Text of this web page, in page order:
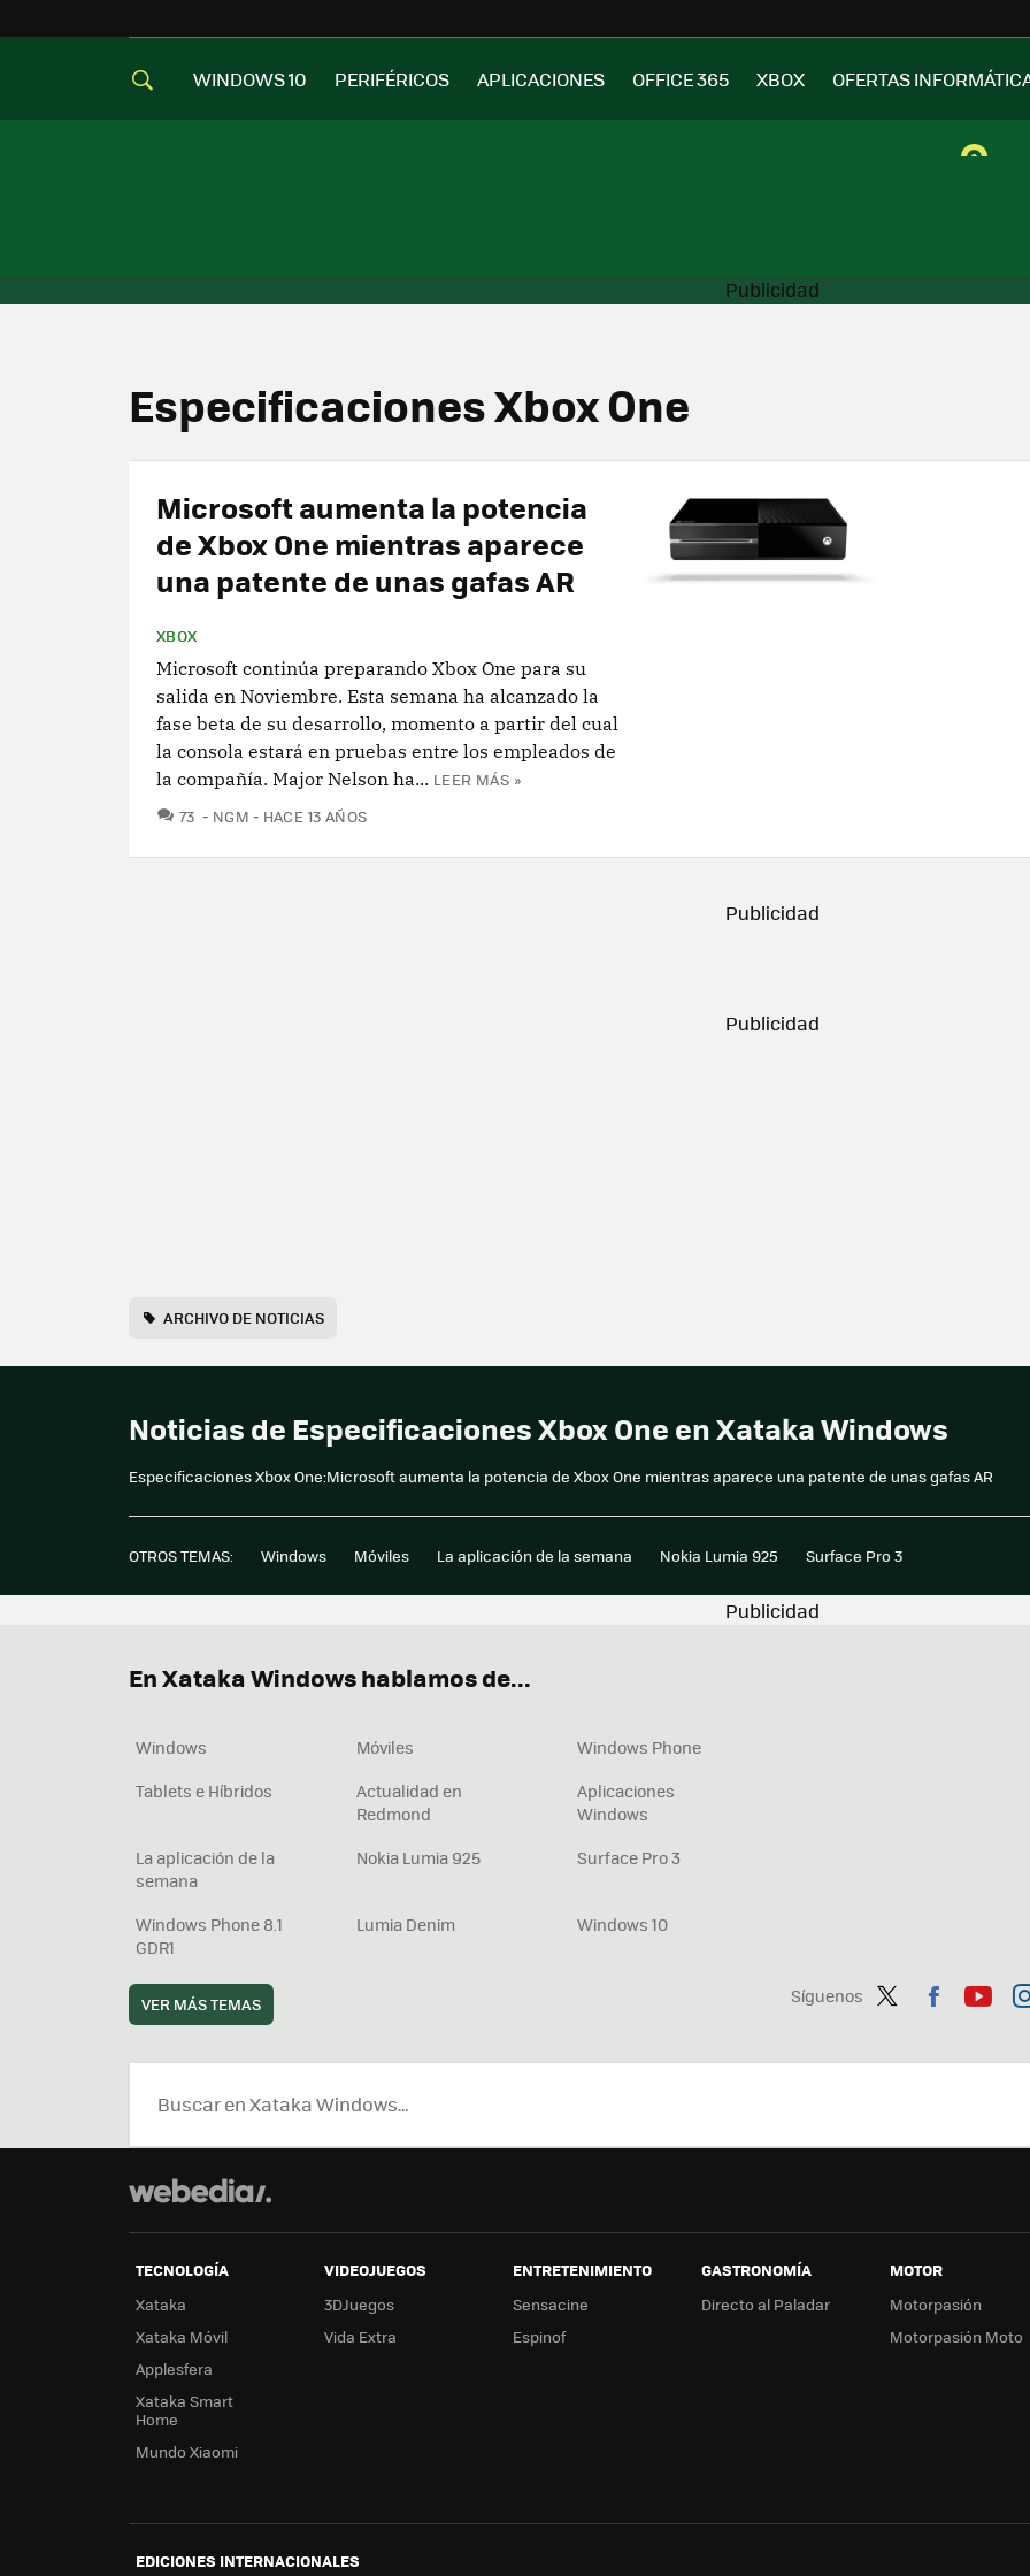
WINDOWS 10 PERIFÉRICOS APLICACIONES OFFICE 365 XBOX OFERTAS
Especificaciones Xbox One
Microsoft aumenta la potencia
de Xbox One mientras aparece
una patente de unas gafas AR
XBOX
Microsoft continúa preparando Xbox One para su
salida en Noviembre. Esta semana ha alcanzado la
fase beta de su desarrollo, momento a partir del cual
la consola estará en pruebas entre los empleados de
la compañía. Major Nelson ha... LEER MÁS »
73 COMENTARIOS
NGM HACE 13 AÑOS
ARCHIVO DE NOTICIAS
Noticias de Especificaciones Xbox One en Xataka Windows
Especificaciones Xbox One:Microsoft aumenta la potencia de Xbox One mientras aparece una patente de unas gafas AR
OTROS TEMAS: Windows Móviles La aplicación de la semana Nokia Lumia 925 Surface Pro 3
Síguenos
ter
ebo tub
En Xataka Windows hablamos de...
Windows Móviles
Windows Phone
Tablets e Híbridos
Actualidad en
Redmond
Aplicaciones
Windows
La aplicación de la
semana
Nokia Lumia 925 Surface Pro 3
Windows Phone 8.1
GDR1
Lumia Denim Windows 10
VER MÁS TEMAS
TECNOLOGÍA
Xataka
Xataka Móvil
Applesfera
Xataka Smart
Home
Mundo Xiaomi
VIDEOJUEGOS
3DJuegos
Vida Extra
ENTRETENIMIENTO
Sensacine
Espinof
GASTRONOMÍA
Directo al Paladar
MOTOR
Motorpasión
Motorpasión Moto
EDICIONES INTERNACIONALES